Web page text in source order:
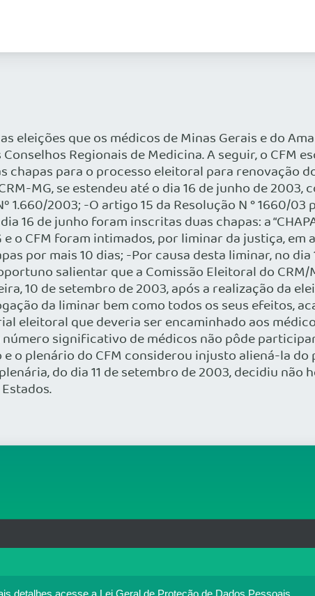
eleições que os médicos de Minas Gerais e do
Regionais de Medicina. A seguir, o CFM
chapas para o processo eleitoral para renovação
MG, se estendeu até o dia 16 de junho de
1.660/2003; -O artigo 15 da Resolução N ° 1660/
16 de junho foram inscritas duas chapas: a
e o CFM foram intimados, por liminar da justiça,
por mais 10 dias; -Por causa desta liminar, no
oportuno salientar que a Comissão Eleitoral do
de setembro de 2003, após a realização da
da liminar bem como todos os seus efeitos,
eleitoral que deveria ser encaminhado aos
significativo de médicos não pôde
o plenário do CFM considerou injusto aliená-la
do dia 11 de setembro de 2003, decidiu
utilizar o Portal Médico, você concorda com a política de